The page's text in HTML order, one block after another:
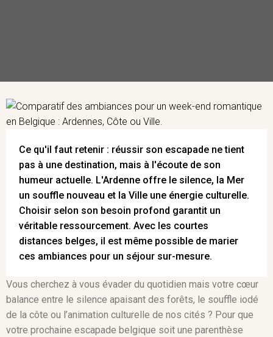
Ce qu'il faut retenir : réussir son escapade ne tient
pas à une destination, mais à l'écoute de son
humeur actuelle. L'Ardenne offre le silence, la Mer
un souffle nouveau et la Ville une énergie culturelle.
Choisir selon son besoin profond garantit un
véritable ressourcement. Avec les courtes
distances belges, il est même possible de marier
ces ambiances pour un séjour sur-mesure.
Vous cherchez à vous évader du quotidien mais votre cœur
balance entre le silence apaisant des forêts, le souffle iodé
de la côte ou l’animation culturelle de nos cités ? Pour que
votre prochaine escapade belgique soit une parenthèse